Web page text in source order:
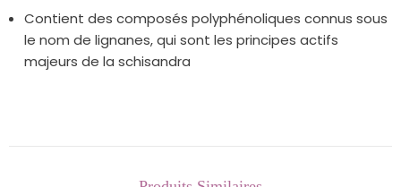
Contient des composés polyphénoliques connus sous
le nom de lignanes, qui sont les principes actifs
majeurs de la schisandra